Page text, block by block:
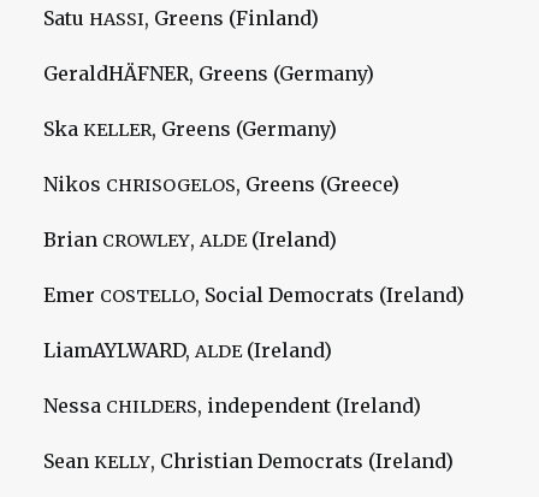
Satu HASSI, Greens (Finland)
GeraldHÄFNER, Greens (Germany)
Ska KELLER, Greens (Germany)
Nikos CHRISOGELOS, Greens (Greece)
Brian CROWLEY, ALDE(Ireland)
Emer COSTELLO, Social Democrats (Ireland)
LiamAYLWARD, ALDE(Ireland)
Nessa CHILDERS, independent (Ireland)
Sean KELLY, Christian Democrats (Ireland)